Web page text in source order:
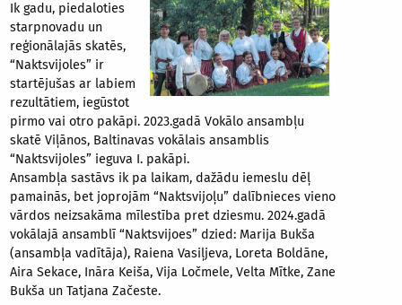
Ik gadu, piedaloties
starpnovadu un
reģionālajās skatēs,
“Naktsvijoles” ir
startējušas ar labiem
rezultātiem, iegūstot
pirmo vai otro pakāpi. 2023.gadā Vokālo ansambļu
skatē Viļānos, Baltinavas vokālais ansamblis
“Naktsvijoles” ieguva I. pakāpi.
Ansambļa sastāvs ik pa laikam, dažādu iemeslu dēļ
pamainās, bet joprojām “Naktsvijoļu” dalībnieces vieno
vārdos neizsakāma mīlestība pret dziesmu. 2024.gadā
vokālajā ansamblī “Naktsvijoes” dzied: Marija Bukša
(ansambļa vadītāja), Raiena Vasiļjeva, Loreta Boldāne,
Aira Sekace, Ināra Keiša, Vija Ločmele, Velta Mītke, Zane
Bukša un Tatjana Začeste.